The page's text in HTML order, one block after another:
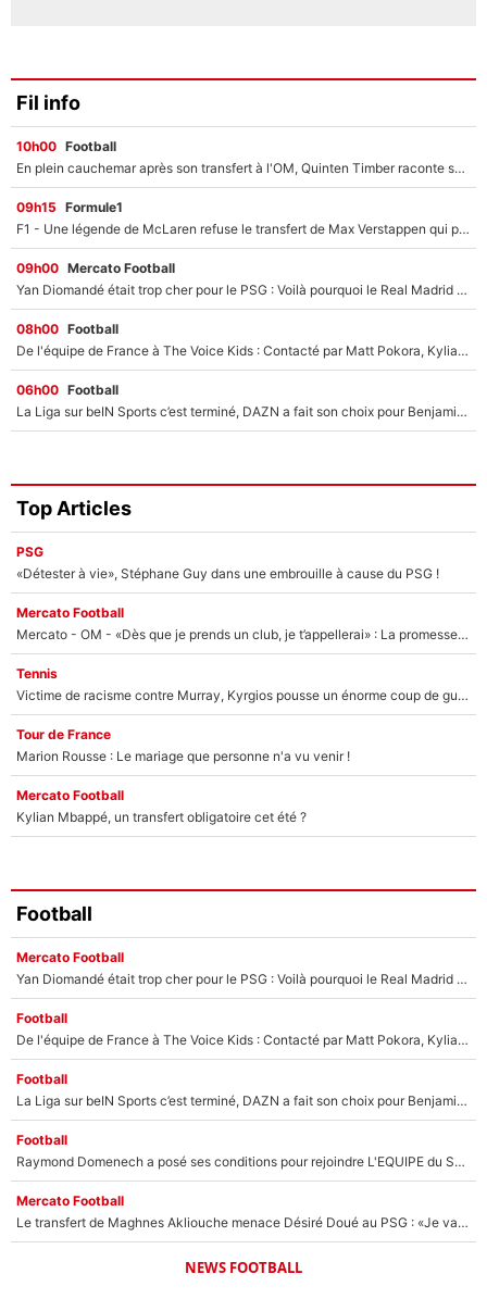
Fil info
10h00 Football
En plein cauchemar après son transfert à l'OM, Quinten Timber raconte ses doutes après sa signature à Marseille
09h15 Formule1
F1 - Une légende de McLaren refuse le transfert de Max Verstappen qui pourrait «faire des vagues» et plomber l'ambiance dans l'équipe
09h00 Mercato Football
Yan Diomandé était trop cher pour le PSG : Voilà pourquoi le Real Madrid a accepté de payer la somme record de 140M€ pour boucler son transfert !
08h00 Football
De l'équipe de France à The Voice Kids : Contacté par Matt Pokora, Kylian Mbappé a accepté de jouer un rôle inédit sur TF1 !
06h00 Football
La Liga sur beIN Sports c’est terminé, DAZN a fait son choix pour Benjamin Da Silva et Omar Da Fonseca !
Top Articles
PSG
«Détester à vie», Stéphane Guy dans une embrouille à cause du PSG !
Mercato Football
Mercato - OM - «Dès que je prends un club, je t’appellerai» : La promesse de Marcelino au moment de claquer la porte
Tennis
Victime de racisme contre Murray, Kyrgios pousse un énorme coup de gueule !
Tour de France
Marion Rousse : Le mariage que personne n'a vu venir !
Mercato Football
Kylian Mbappé, un transfert obligatoire cet été ?
Football
Mercato Football
Yan Diomandé était trop cher pour le PSG : Voilà pourquoi le Real Madrid a accepté de payer la somme record de 140M€ pour boucler son transfert !
Football
De l'équipe de France à The Voice Kids : Contacté par Matt Pokora, Kylian Mbappé a accepté de jouer un rôle inédit sur TF1 !
Football
La Liga sur beIN Sports c’est terminé, DAZN a fait son choix pour Benjamin Da Silva et Omar Da Fonseca !
Football
Raymond Domenech a posé ses conditions pour rejoindre L'EQUIPE du Soir : Il refuse de faire l'émission avec un autre chroniqueur !
Mercato Football
Le transfert de Maghnes Akliouche menace Désiré Doué au PSG : «Je valide à 200%»
NEWS FOOTBALL